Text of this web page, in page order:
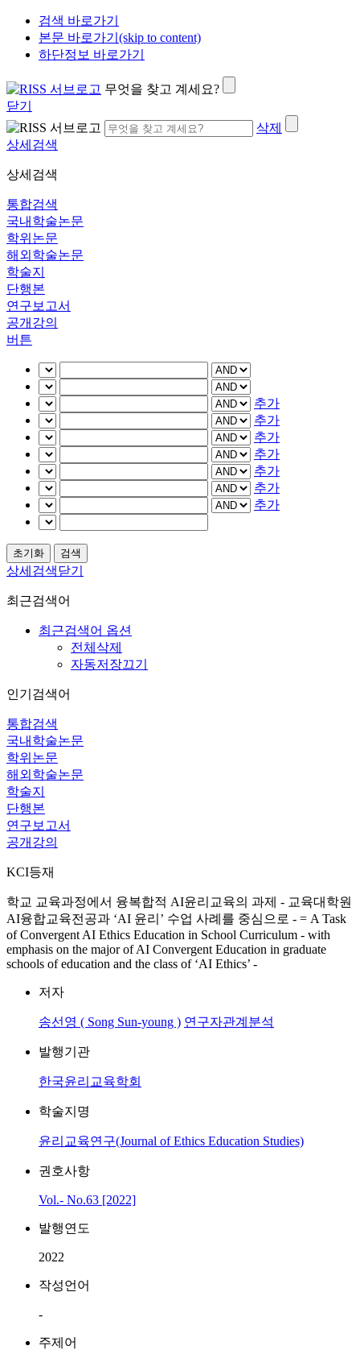
검색 바로가기
본문 바로가기(skip to content)
하단정보 바로가기
무엇을 찾고 계세요?
닫기
삭제
상세검색
상세검색
통합검색
국내학술논문
학위논문
해외학술논문
학술지
단행본
연구보고서
공개강의
버튼
추가
추가
추가
추가
추가
추가
추가
상세검색닫기
최근검색어
최근검색어 옵션
전체삭제
자동저장끄기
인기검색어
통합검색
국내학술논문
학위논문
해외학술논문
학술지
단행본
연구보고서
공개강의
KCI등재
학교 교육과정에서 융복합적 AI윤리교육의 과제 - 교육대학원
AI융합교육전공과 ‘AI 윤리’ 수업 사례를 중심으로 - = A Task
of Convergent AI Ethics Education in School Curriculum - with
emphasis on the major of AI Convergent Education in graduate
schools of education and the class of ‘AI Ethics’ -
저자
송선영 ( Song Sun-young ) 연구자관계분석
발행기관
한국윤리교육학회
학술지명
윤리교육연구(Journal of Ethics Education Studies)
권호사항
Vol.- No.63 [2022]
발행연도
2022
작성언어
-
주제어